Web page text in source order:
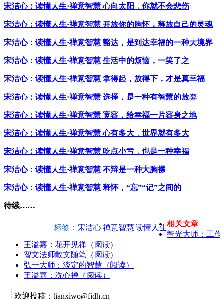
宋洁心：读懂人生·禅意智慧 心向太阳，你就不会悲伤
宋洁心：读懂人生·禅意智慧 开放你的胸怀，释放自己的灵魂
宋洁心：读懂人生·禅意智慧 豁达，是到达幸福的一种大境界
宋洁心：读懂人生·禅意智慧 生活中的烦恼，一笑了之
宋洁心：读懂人生·禅意智慧 拿得起，放得下，才是真幸福
宋洁心：读懂人生·禅意智慧 选择，是一种有智慧的放弃
宋洁心：读懂人生·禅意智慧 宽容，给幸福一片容身之地
宋洁心：读懂人生·禅意智慧 心有多大，世界就有多大
宋洁心：读懂人生·禅意智慧 吃点小亏，也是一种幸福
宋洁心：读懂人生·禅意智慧 不辩是一种大胸襟
宋洁心：读懂人生·禅意智慧 释怀，“忘”“记”之间的
待续……
标签： 宋洁心|禅意智慧|读懂人生相关文章
智光大师：工
王溢嘉：花开见禅（阅读）
智文法师散文随笔（阅读）
弘一大师：淡定的智慧（阅读）
王溢嘉：洗心禅（阅读）
欢迎投稿：lianxiwo@fjdh.cn